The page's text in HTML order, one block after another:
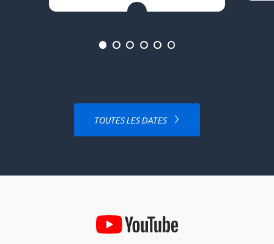
1 2
TOUTES LES DATES
Chaine
Youtube